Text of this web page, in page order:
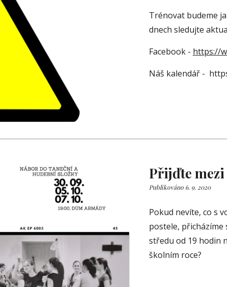
Trénovat budeme
dnech sledujte
Facebook - https://
Náš kalendář -
Přijďte mezi
Publikováno 6. 9. 2020
Pokud nevíte, co s
postele,
středu od 19 hodin
školním roce?